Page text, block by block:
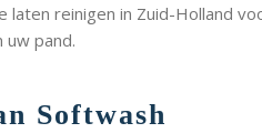
laten reinigen in Zuid-Holland
uw pand.
Softwash